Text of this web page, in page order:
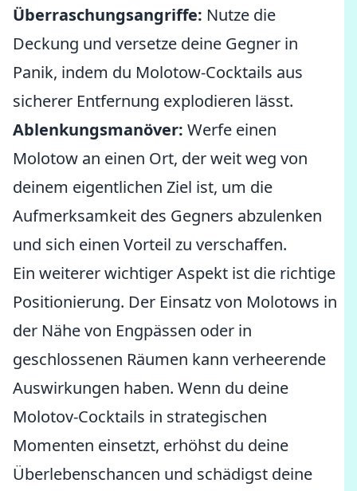
Überraschungsangriffe: Nutze die
Deckung und versetze deine Gegner in
Panik, indem du Molotow-Cocktails aus
sicherer Entfernung explodieren lässt.
Ablenkungsmanöver: Werfe einen
Molotow an einen Ort, der weit weg von
deinem eigentlichen Ziel ist, um die
Aufmerksamkeit des Gegners abzulenken
und sich einen Vorteil zu verschaffen.
Ein weiterer wichtiger Aspekt ist die richtige
Positionierung. Der Einsatz von Molotows in
der Nähe von Engpässen oder in
geschlossenen Räumen kann verheerende
Auswirkungen haben. Wenn du deine
Molotov-Cocktails in strategischen
Momenten einsetzt, erhöhst du deine
Überlebenschancen und schädigst deine